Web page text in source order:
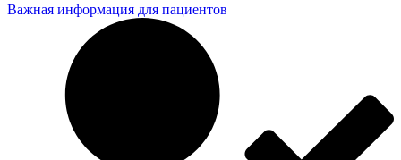
Важная информация для пациентов